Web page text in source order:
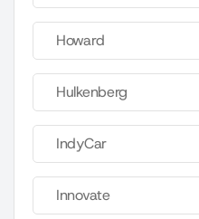
Howard
Hulkenberg
IndyCar
Innovate